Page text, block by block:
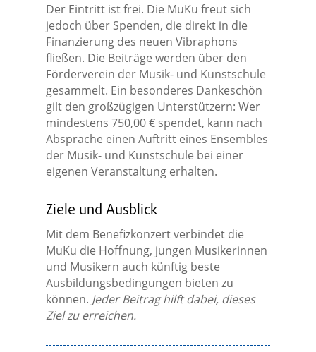
Der Eintritt ist frei. Die MuKu freut sich
jedoch über Spenden, die direkt in die
Finanzierung des neuen Vibraphons
fließen. Die Beiträge werden über den
Förderverein der Musik- und Kunstschule
gesammelt. Ein besonderes Dankeschön
gilt den großzügigen Unterstützern: Wer
mindestens 750,00 € spendet, kann nach
Absprache einen Auftritt eines Ensembles
der Musik- und Kunstschule bei einer
eigenen Veranstaltung erhalten.
Ziele und Ausblick
Mit dem Benefizkonzert verbindet die
MuKu die Hoffnung, jungen Musikerinnen
und Musikern auch künftig beste
Ausbildungsbedingungen bieten zu
können. Jeder Beitrag hilft dabei, dieses
Ziel zu erreichen.